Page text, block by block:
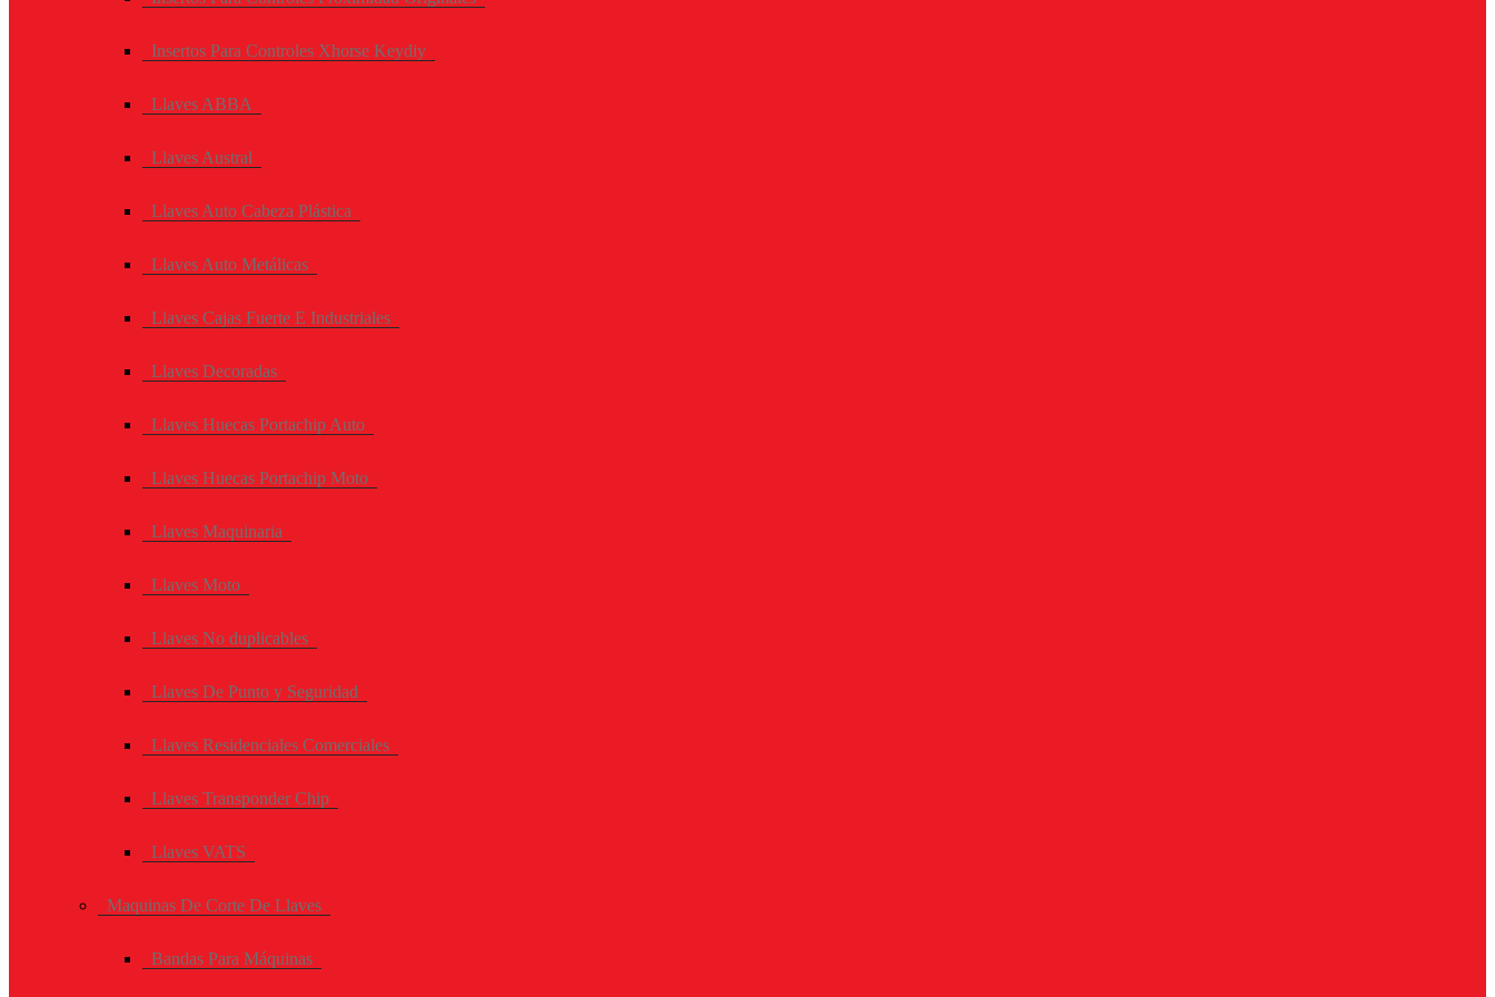
Insertos Para Controles Xhorse Keydiy
Llaves ABBA
Llaves Austral
Llaves Auto Cabeza Plástica
Llaves Auto Metálicas
Llaves Cajas Fuerte E Industriales
Llaves Decoradas
Llaves Huecas Portachip Auto
Llaves Huecas Portachip Moto
Llaves Maquinaria
Llaves Moto
Llaves No duplicables
Llaves De Punto y Seguridad
Llaves Residenciales Comerciales
Llaves Transponder Chip
Llaves VATS
Maquinas De Corte De Llaves
Bandas Para Máquinas